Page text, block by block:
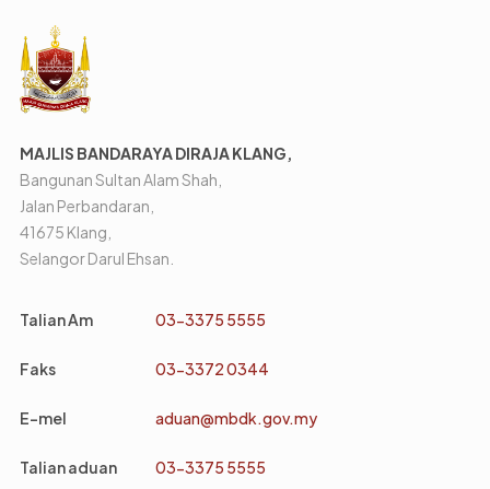
MAJLIS BANDARAYA DIRAJA KLANG,
Bangunan Sultan Alam Shah,
Jalan Perbandaran,
41675 Klang,
Selangor Darul Ehsan.
Talian Am 03-3375 5555
Faks 03-3372 0344
E-mel aduan@mbdk.gov.my
Talian aduan 03-3375 5555